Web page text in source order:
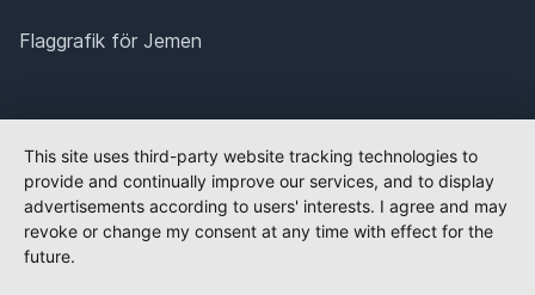
Flaggrafik för Jemen
This site uses third-party website tracking technologies to
provide and continually improve our services, and to display
advertisements according to users' interests. I agree and may
revoke or change my consent at any time with effect for the
future.